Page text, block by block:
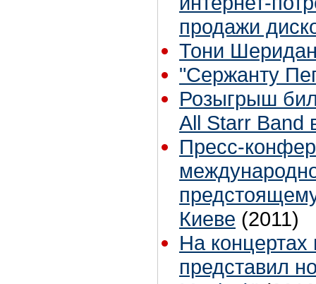
продажи
Тони
"Сержанту
Розыгрыш
All Starr Band
Пресс-
Киеве (2011)
На
представил